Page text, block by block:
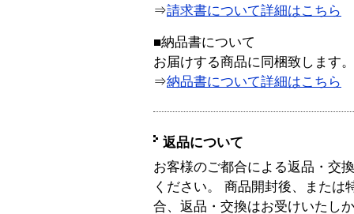
⇒請求書について詳細はこちら
■納品書について
お届けする商品に同梱致します。
⇒納品書について詳細はこちら
返品について
お客様のご都合による返品・交
ください。 商品開封後、または
合、返品・交換はお受けいたし